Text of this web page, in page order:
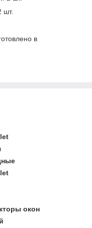
шт.
в
окон